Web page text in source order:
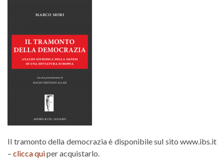
Il tramonto della democrazia è disponibile sul sito www.ibs.it
– clicca quiper acquistarlo.